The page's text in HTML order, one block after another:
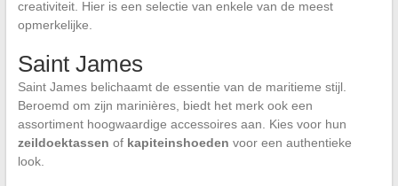
creativiteit. Hier is een selectie van enkele van de meest
opmerkelijke.
Saint James
Saint James belichaamt de essentie van de maritieme stijl.
Beroemd om zijn marinières, biedt het merk ook een
assortiment hoogwaardige accessoires aan. Kies voor hun
zeildoektassen of kapiteinshoeden voor een authentieke
look.